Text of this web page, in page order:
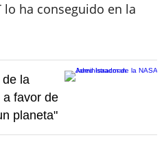
lo ha conseguido en la
de la
a favor de
planeta"